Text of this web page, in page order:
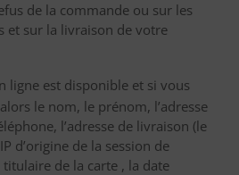
de la commande ou sur les
et sur la livraison de votre
ligne est disponible et si vous
le nom, le prénom, l’adresse
l’adresse de livraison (le
d’origine de la session de
de la carte , la date